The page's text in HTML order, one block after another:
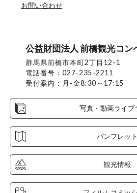
お問い合わせ
公益財団法人 前橋観光コン
群馬県前橋市本町2丁目12-1
電話番号：027-235-2211
受付案内：月-金8:30～17:15
写真・動画ライブ
パンフレット
観光情報